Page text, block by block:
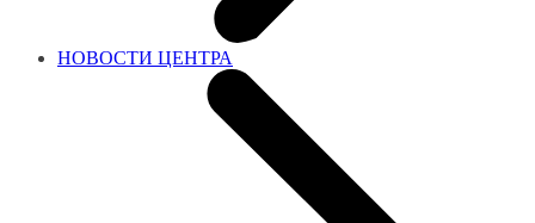
НОВОСТИ ЦЕНТРА